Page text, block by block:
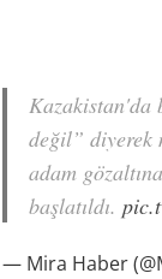
Kazakistan'da
değil” diyerek
adam
başlatıldı.
— Mira Haber